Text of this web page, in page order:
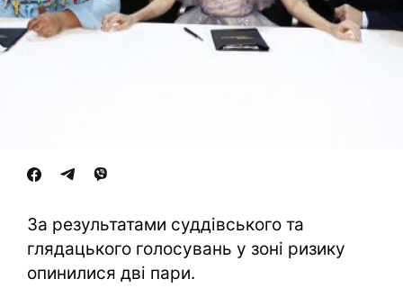
За результатами суддівського та
глядацького голосувань у зоні ризику
опинилися дві пари.